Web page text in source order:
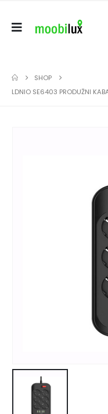
SHOP
LDNIO SE6403 PRODUŽNI